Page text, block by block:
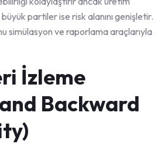
partiler ise risk alanını genişletir.
simülasyon ve raporlama araçlarıyla
İzleme
Backward